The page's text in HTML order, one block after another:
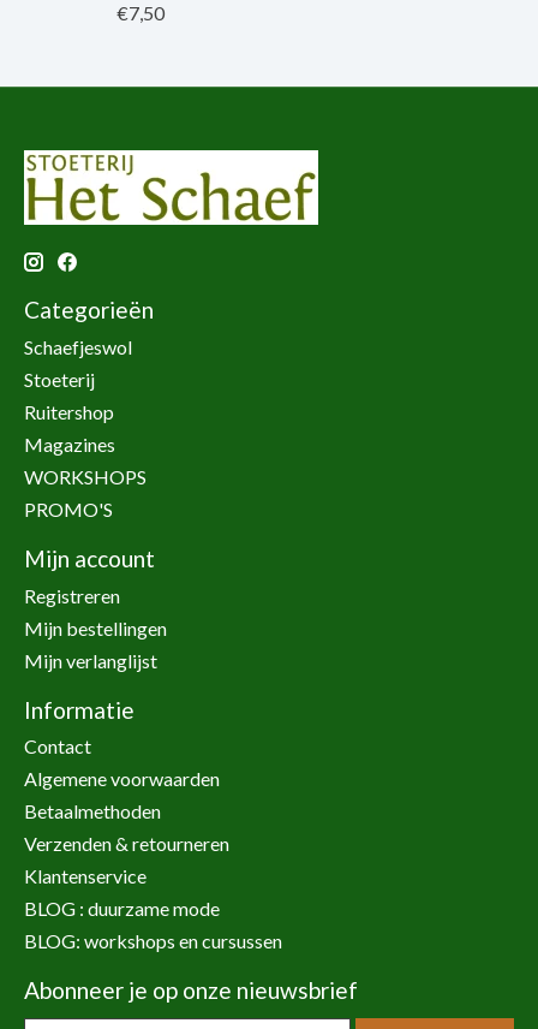
€7,50
Categorieën
Schaefjeswol
Stoeterij
Ruitershop
Magazines
WORKSHOPS
PROMO'S
Mijn account
Registreren
Mijn bestellingen
Mijn verlanglijst
Informatie
Contact
Algemene voorwaarden
Betaalmethoden
Verzenden & retourneren
Klantenservice
BLOG : duurzame mode
BLOG: workshops en cursussen
Abonneer je op onze nieuwsbrief